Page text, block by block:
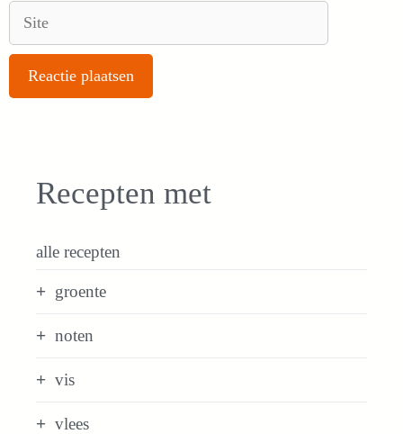
Recepten met
alle recepten
groente
noten
vis
vlees